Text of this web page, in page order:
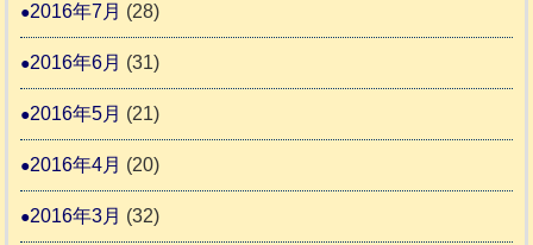
2016年7月 (28)
2016年6月 (31)
2016年5月 (21)
2016年4月 (20)
2016年3月 (32)